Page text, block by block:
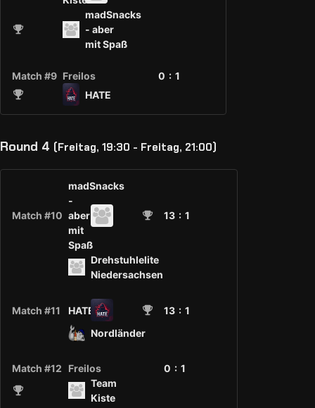
madSnacks
- aber
mit Spaß
Match #9 Freilos 0 : 1
HATE
Round 4 (Freitag, 19:30 - Freitag, 21:00)
Match #10
madSnacks
-
aber
mit
Spaß
13 : 1
Drehstuhlelite
Niedersachsen
Match #11 HATE 13 : 1
Nordländer
Match #12 Freilos 0 : 1
Team
Kiste